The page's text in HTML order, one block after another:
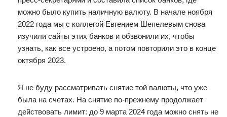
можно было купить наличную валюту. В начале ноября
2022 года мы с коллегой Евгением Шепелевым снова
изучили сайты этих банков и обзвонили их, чтобы
узнать, как все устроено, а потом повторили это в конце
октября 2023.
Я не буду рассматривать снятие той валюты, что уже
была на счетах. На снятие по-прежнему продолжает
действовать лимит: до 9 марта 2024 года можно снять не